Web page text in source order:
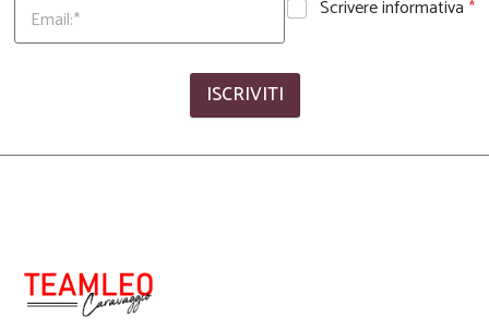
Scrivere informativa *
ISCRIVITI